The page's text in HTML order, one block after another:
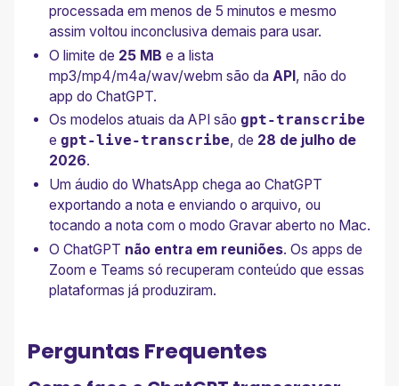
processada em menos de 5 minutos e mesmo
assim voltou inconclusiva demais para usar.
O limite de 25 MB e a lista
mp3/mp4/m4a/wav/webm são da API, não do
app do ChatGPT.
Os modelos atuais da API sãogpt-transcribe
egpt-live-transcribe, de 28 de julho de
2026.
Um áudio do WhatsApp chega ao ChatGPT
exportando a nota e enviando o arquivo, ou
tocando a nota com o modo Gravar aberto no Mac.
O ChatGPT não entra em reuniões. Os apps de
Zoom e Teams só recuperam conteúdo que essas
plataformas já produziram.
Perguntas Frequentes